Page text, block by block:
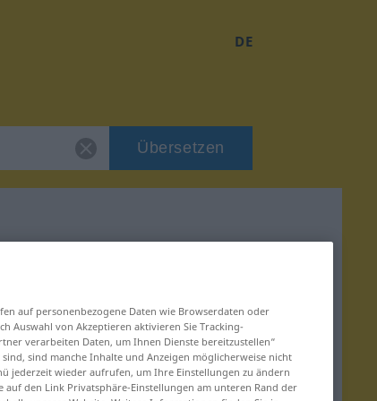
DE
Übersetzen
auf personenbezogene Daten wie Browserdaten oder
Auswahl von Akzeptieren aktivieren Sie Tracking-
verarbeiten Daten, um Ihnen Dienste bereitzustellen“
sind manche Inhalte und Anzeigen möglicherweise nicht
jederzeit wieder aufrufen, um Ihre Einstellungen zu ändern
den Link Privatsphäre-Einstellungen am unteren Rand der